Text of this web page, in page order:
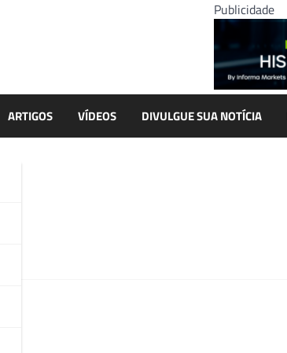
Publicidade
ARTIGOS VÍDEOS DIVULGUE SUA NOTÍCIA